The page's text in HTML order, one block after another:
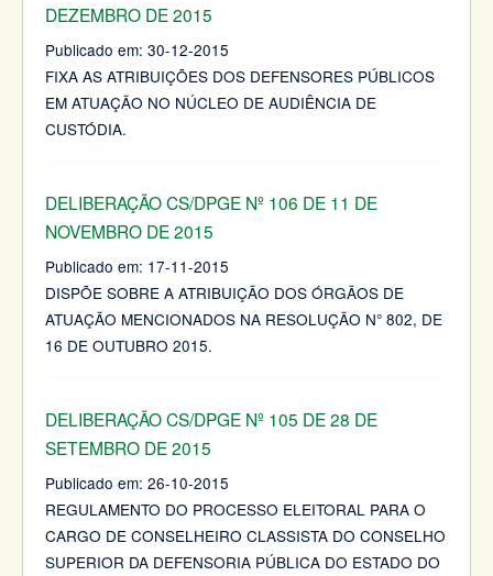
DEZEMBRO DE 2015
Publicado em: 30-12-2015
FIXA AS ATRIBUIÇÕES DOS DEFENSORES PÚBLICOS
EM ATUAÇÃO NO NÚCLEO DE AUDIÊNCIA DE
CUSTÓDIA.
DELIBERAÇÃO CS/DPGE Nº 106 DE 11 DE
NOVEMBRO DE 2015
Publicado em: 17-11-2015
DISPÕE SOBRE A ATRIBUIÇÃO DOS ÓRGÃOS DE
ATUAÇÃO MENCIONADOS NA RESOLUÇÃO N° 802, DE
16 DE OUTUBRO 2015.
DELIBERAÇÃO CS/DPGE Nº 105 DE 28 DE
SETEMBRO DE 2015
Publicado em: 26-10-2015
REGULAMENTO DO PROCESSO ELEITORAL PARA O
CARGO DE CONSELHEIRO CLASSISTA DO CONSELHO
SUPERIOR DA DEFENSORIA PÚBLICA DO ESTADO DO